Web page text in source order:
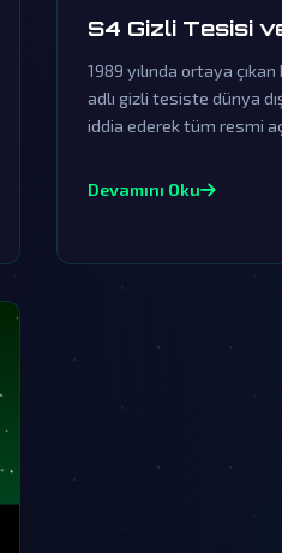
S4 Gizli Tesisi
1989 yılında ortaya
adlı gizli tesiste dünya
iddia ederek tüm resmi
teorilerinin en önemli
Devamını Oku